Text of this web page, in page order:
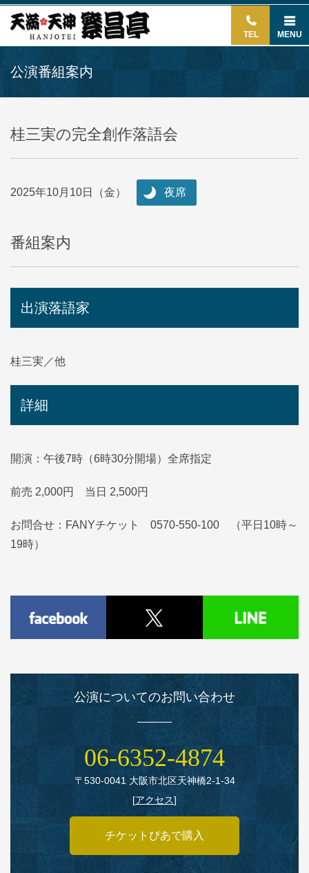
TEL MENU
公演番組案内
桂三実の完全創作落語会
2025年10月10日（金） 夜席
番組案内
出演落語家
桂三実／他
詳細
開演：午後7時（6時30分開場）全席指定
前売 2,000円 当日 2,500円
お問合せ：FANYチケット 0570-550-100 （平日10時～
19時）
公演についてのお問い合わせ
06‑6352‑4874
〒530‑0041 大阪市北区天神橋2‑1‑34
[アクセス]
チケットぴあで購入